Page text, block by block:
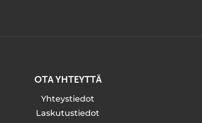
OTA YHTEYTTÄ
Yhteystiedot
Laskutustiedot